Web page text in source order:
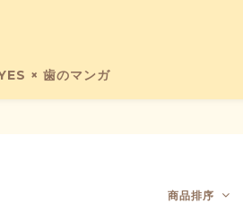
× 歯のマンガ
商品排序